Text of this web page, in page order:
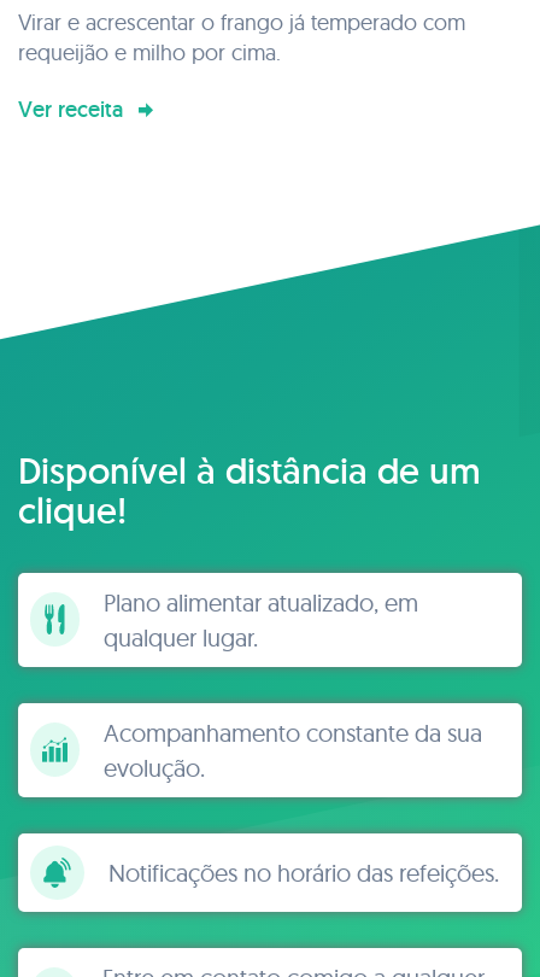
Virar e acrescentar o frango já temperado com
requeijão e milho por cima.
Ver receita
Disponível à distância de um
clique!
Plano alimentar atualizado, em
qualquer lugar.
Acompanhamento constante da sua
evolução.
Notificações no horário das refeições.